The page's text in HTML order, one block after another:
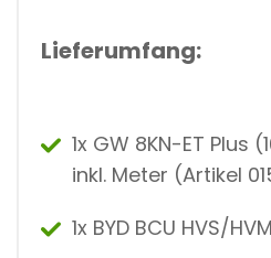
Lieferumfang:
1x GW 8KN-ET Plus
inkl. Meter (Artikel
1x BYD BCU HVS/